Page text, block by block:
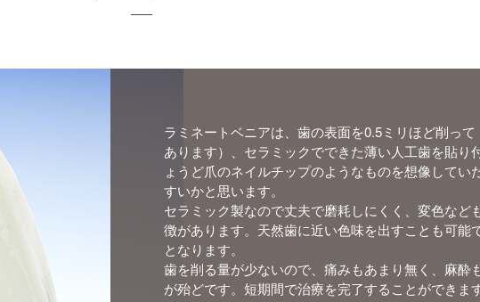
ラミネートベニアは、歯の表面を0.5ミリほど削っ
あります）、セラミックでできた薄い人工歯を貼り
ょうど爪のネイルチップのようなものを想像してい
すいかと思います。
セラミック製なので丈夫で磨耗しにくく、変色など
徴があります。天然歯に近い色味を出すことも可能
となります。
歯を削る量が少ないので、痛みもあまり無く、麻酔
が殆どです。短期間で治療を完了することができます